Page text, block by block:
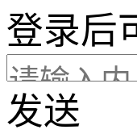
登录后
发送